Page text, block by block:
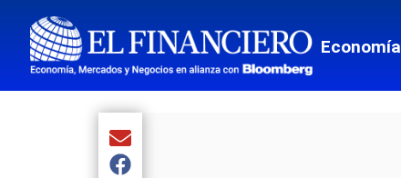
Economía
Compartir el artículo actual mediante Email
Compartir el artículo actual mediante Facebook